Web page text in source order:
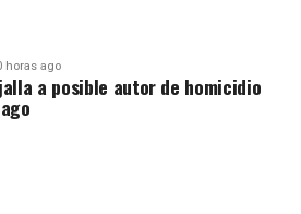
horas ago
a posible autor de homicidio